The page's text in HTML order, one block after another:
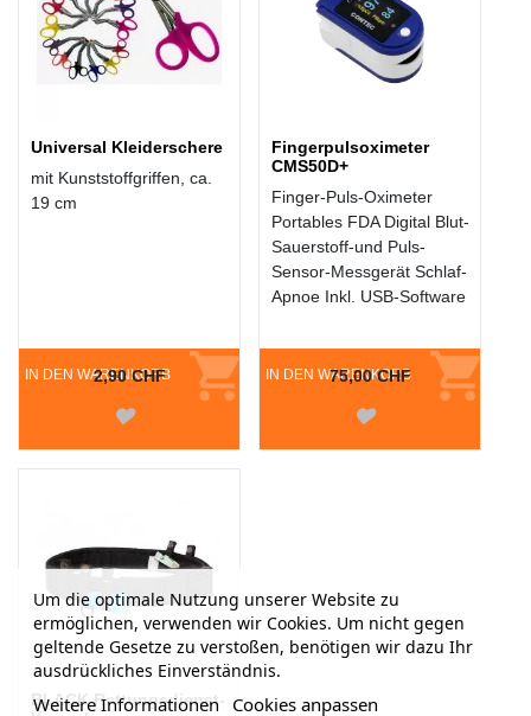
Universal Kleiderschere
mit Kunststoffgriffen, ca.
19 cm
IN DEN WARENKORB
2,90 CHF
Fingerpulsoximeter
CMS50D+
Finger-Puls-Oximeter
Portables FDA Digital Blut-
Sauerstoff-und Puls-
Sensor-Messgerät Schlaf-
Apnoe Inkl. USB-Software
IN DEN WARENKORB
75,00 CHF
BLACK Rettungsdienst-
Um die optimale Nutzung unserer Website zu
ermöglichen, verwenden wir Cookies. Um nicht gegen
geltende Gesetze zu verstoßen, benötigen wir dazu Ihr
ausdrückliches Einverständnis.
Weitere Informationen Cookies anpassen